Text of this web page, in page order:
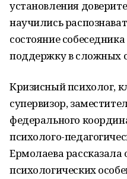
установления
научились
состояние
поддержку в сложных
Кризисный психолог,
супервизор,
федерального
психолого-
Ермолаева рассказала
психологических